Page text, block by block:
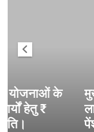
मुख्यमंत्री ने 9
लाभार्थियों को
पेंशन राशि का